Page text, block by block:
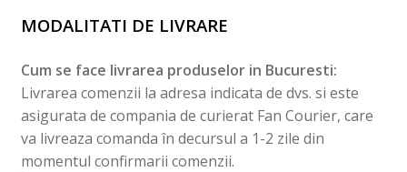
Insecticide
Dezinfectanti
Raticide-Rodenticide
MODALITATI DE LIVRARE
Cum se face livrarea produselor in Bucuresti:
Livrarea comenzii la adresa indicata de dvs. si este
asigurata de compania de curierat Fan Courier, care
va livreaza comanda în decursul a 1-2 zile din
momentul confirmarii comenzii.